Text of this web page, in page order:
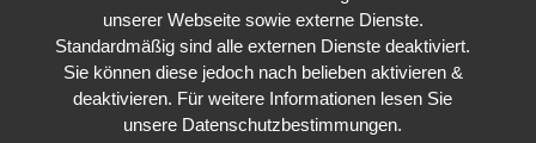
unserer Webseite sowie externe Dienste.
Standardmäßig sind alle externen Dienste deaktiviert.
Sie können diese jedoch nach belieben aktivieren &
deaktivieren. Für weitere Informationen lesen Sie
unsere Datenschutzbestimmungen.